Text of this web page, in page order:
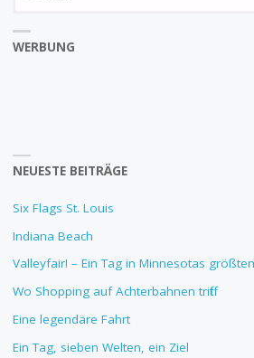
WERBUNG
NEUESTE BEITRÄGE
Six Flags St. Louis
Indiana Beach
Valleyfair! – Ein Tag in Minnesotas
Wo Shopping auf Achterbahnen trifft
Eine legendäre Fahrt
Ein Tag, sieben Welten, ein Ziel